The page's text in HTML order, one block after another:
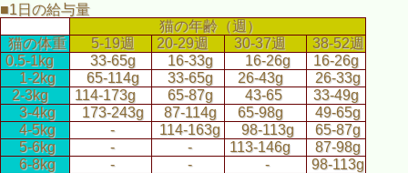
■1日の給与量
猫の年齢（週）
猫の体重
5-19週 20-29週 30-37週
38-52週
0.5-1kg
33-65g 16-33g 16-26g
16-26g
1-2kg
65-114g 33-65g 26-43g
26-33g
2-3kg
114-173g 65-87g 43-65
33-49g
3-4kg
173-243g 87-114g 65-98g
49-65g
4-5kg
- 114-163g 98-113g
65-87g
5-6kg
- - 113-146g
87-98g
6-8kg
- - - 98-113g